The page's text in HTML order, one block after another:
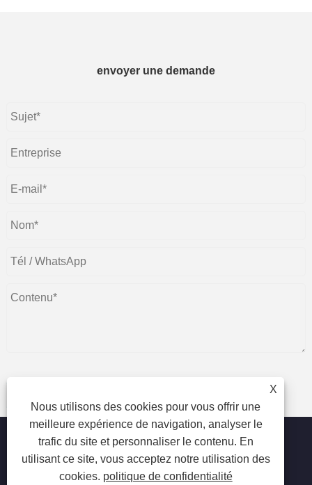
envoyer une demande
X
Nous utilisons des cookies pour vous offrir une
meilleure expérience de navigation, analyser le
trafic du site et personnaliser le contenu. En
utilisant ce site, vous acceptez notre utilisation des
cookies. politique de confidentialité
Copyright © 2023 Beijing Oriental Wison Technology Co.,